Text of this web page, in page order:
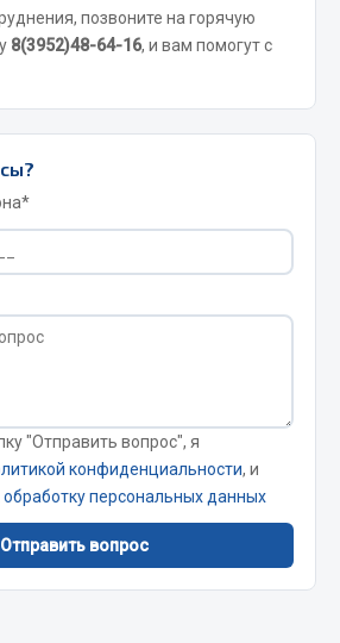
ещё
позвоните на горячую
8(3952)48-64-16, и вам помогут с
"Отправить вопрос", я
конфиденциальности, и
обработку персональных данных
Отправить вопрос